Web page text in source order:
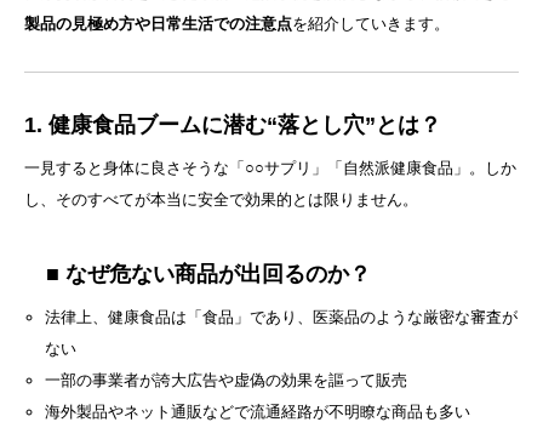
製品の見極め方や日常生活での注意点を紹介していきます。
1. 健康食品ブームに潜む“落とし穴”とは？
一見すると身体に良さそうな「○○サプリ」「自然派健康食品」。しか
し、そのすべてが本当に安全で効果的とは限りません。
■ なぜ危ない商品が出回るのか？
法律上、健康食品は「食品」であり、医薬品のような厳密な審査が
ない
一部の事業者が誇大広告や虚偽の効果を謳って販売
海外製品やネット通販などで流通経路が不明瞭な商品も多い